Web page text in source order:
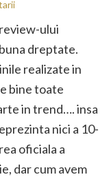
ului
dreptate.
realizate in
bine toate
in trend…. insa
nici a 10-
oficiala a
dar cum avem